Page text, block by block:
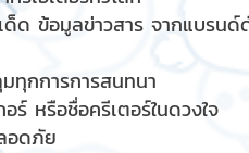
ด็ด ข้อมูลข่าวสาร จากแบรน
ทุกการการสนทนา
หรือชื่อครีเตอร์ในดวงใจ
อดภัย